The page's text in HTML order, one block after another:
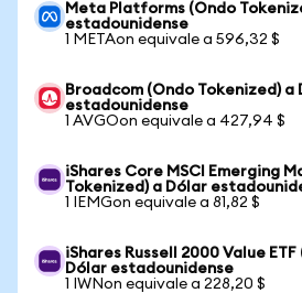
Meta Platforms (Ondo
estadounidense
1 METAon equivale a 596,32 $
Broadcom (Ondo Tokenized) a
estadounidense
1 AVGOon equivale a 427,94 $
iShares Core MSCI Emerging
Tokenized) a Dólar
1 IEMGon equivale a 81,82 $
iShares Russell 2000 Value
Dólar estadounidense
1 IWNon equivale a 228,20 $